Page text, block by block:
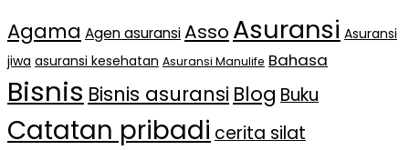
Agama Agen asuransiAsso Asuransi Asuransi
jiwa asuransi kesehatan Asuransi Manulife Bahasa
Bisnis Bisnis asuransi Blog Buku
Catatan pribadi cerita silat